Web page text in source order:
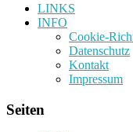
LINKS
INFO
Cookie-
Datenschutz
Kontakt
Impressum
Seiten